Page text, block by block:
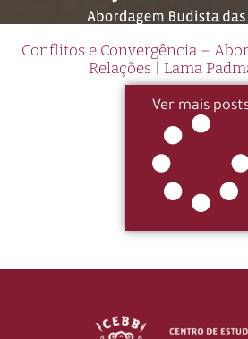
Conflitos e Convergência –
Relações | Lama
Ver mais